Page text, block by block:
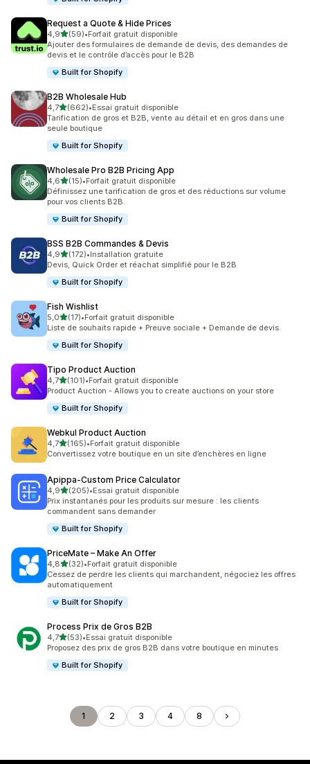
Request a Quote & Hide Prices
4,9étoile(s) sur 5
(59)
59 avis au total
•Forfait gratuit disponible
Ajouter des formulaires de demande de devis, des demandes de
devis et le contrôle d’accès pour le B2B
Built for Shopify
B2B Wholesale Hub
4,7étoile(s) sur 5
(662)
662 avis au total
•Essai gratuit disponible
Tarification de gros et B2B, vente au détail et en gros dans une
seule boutique
Built for Shopify
Wholesale Pro B2B Pricing App
4,6étoile(s) sur 5
(15)
15 avis au total
•Forfait gratuit disponible
Définissez une tarification de gros et des réductions sur volume
pour vos clients B2B.
Built for Shopify
BSS B2B Commandes & Devis
4,9étoile(s) sur 5
(172)
172 avis au total
•Installation gratuite
Devis, Quick Order et réachat simplifié pour le B2B
Built for Shopify
Fish Wishlist
5,0étoile(s) sur 5
(17)
17 avis au total
•Forfait gratuit disponible
Liste de souhaits rapide + Preuve sociale + Demande de devis.
Built for Shopify
Tipo Product Auction
4,7étoile(s) sur 5
(101)
101 avis au total
•Forfait gratuit disponible
Product Auction - Allows you to create auctions on your store
Built for Shopify
Webkul Product Auction
4,7étoile(s) sur 5
(165)
165 avis au total
•Forfait gratuit disponible
Convertissez votre boutique en un site d’enchères en ligne
Apippa‑Custom Price Calculator
4,9étoile(s) sur 5
(205)
205 avis au total
•Essai gratuit disponible
Prix instantanés pour les produits sur mesure : les clients
commandent sans demander
Built for Shopify
PriceMate – Make An Offer
4,8étoile(s) sur 5
(32)
32 avis au total
•Forfait gratuit disponible
Cessez de perdre les clients qui marchandent, négociez les offres
automatiquement
Built for Shopify
Process Prix de Gros B2B
4,7étoile(s) sur 5
(53)
53 avis au total
•Essai gratuit disponible
Proposez des prix de gros B2B dans votre boutique en minutes
Built for Shopify
1 2 3 4 8